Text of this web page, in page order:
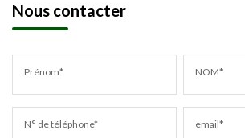
Nous contacter
Prénom* NOM*
N° de téléphone* email*